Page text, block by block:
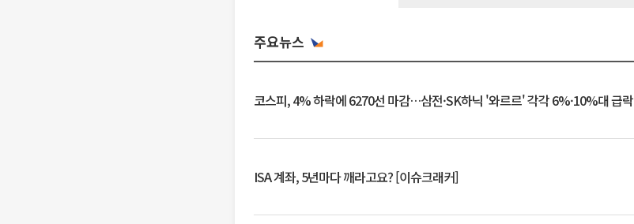
주요뉴스
코스피, 4% 하락에 6270선 마감…삼전·SK하닉 '와르르' 각각 6%·10%대 급락
ISA 계좌, 5년마다 깨라고요? [이슈크래커]